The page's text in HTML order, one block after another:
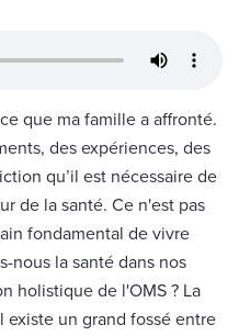
que ma famille a affronté.
des expériences, des
qu’il est nécessaire de
de la santé. Ce n'est pas
fondamental de vivre
nous la santé dans nos
holistique de l'OMS ? La
existe un grand fossé entre